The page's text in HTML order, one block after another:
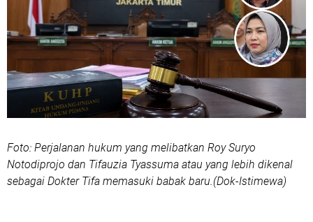
Foto: Perjalanan hukum yang melibatkan Roy Suryo
Notodiprojo dan Tifauzia Tyassuma atau yang lebih dikenal
sebagai Dokter Tifa memasuki babak baru.(Dok-Istimewa)